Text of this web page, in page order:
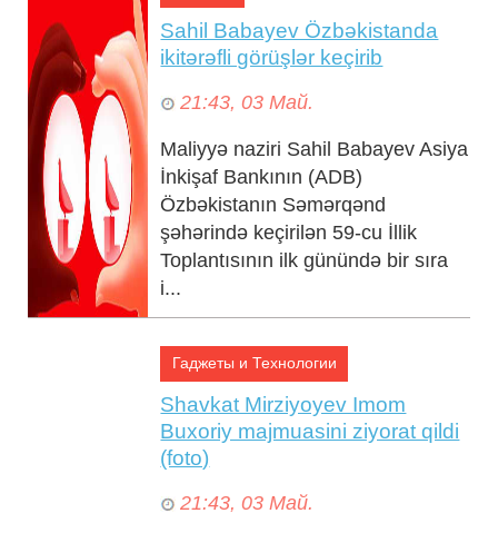
Donald Trump's rating hits record low:
Concern in the White House
Sahil Babayev Özbəkistanda
ikitərəfli görüşlər keçirib
21:43, 03 Май.
Maliyyə naziri Sahil Babayev Asiya
İnkişaf Bankının (ADB)
Özbəkistanın Səmərqənd
şəhərində keçirilən 59-cu İllik
Toplantısının ilk günündə bir sıra
i...
Гаджеты и Технологии
Shavkat Mirziyoyev Imom
Buxoriy majmuasini ziyorat qildi
(foto)
21:43, 03 Май.